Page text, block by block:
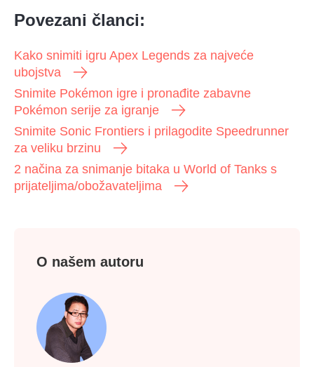
Povezani članci:
Kako snimiti igru Apex Legends za najveće
ubojstva
Snimite Pokémon igre i pronađite zabavne
Pokémon serije za igranje
Snimite Sonic Frontiers i prilagodite Speedrunner
za veliku brzinu
2 načina za snimanje bitaka u World of Tanks s
prijateljima/obožavateljima
O našem autoru